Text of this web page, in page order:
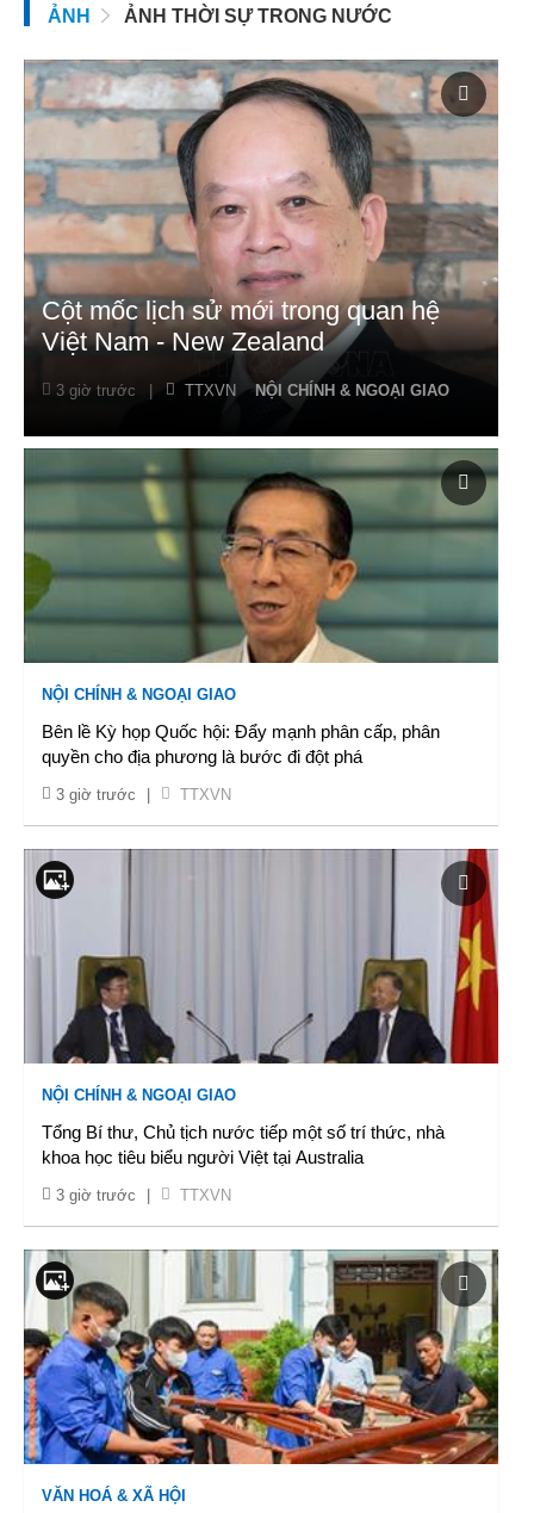
ẢNH ẢNH THỜI SỰ TRONG NƯỚC
Cột mốc lịch sử mới trong quan hệ
Việt Nam - New Zealand
3 giờ trước TTXVN NỘI CHÍNH & NGOẠI GIAO
NỘI CHÍNH & NGOẠI GIAO
Bên lề Kỳ họp Quốc hội: Đẩy mạnh phân cấp, phân
quyền cho địa phương là bước đi đột phá
3 giờ trước TTXVN
NỘI CHÍNH & NGOẠI GIAO
Tổng Bí thư, Chủ tịch nước tiếp một số trí thức, nhà
khoa học tiêu biểu người Việt tại Australia
3 giờ trước TTXVN
VĂN HOÁ & XÃ HỘI